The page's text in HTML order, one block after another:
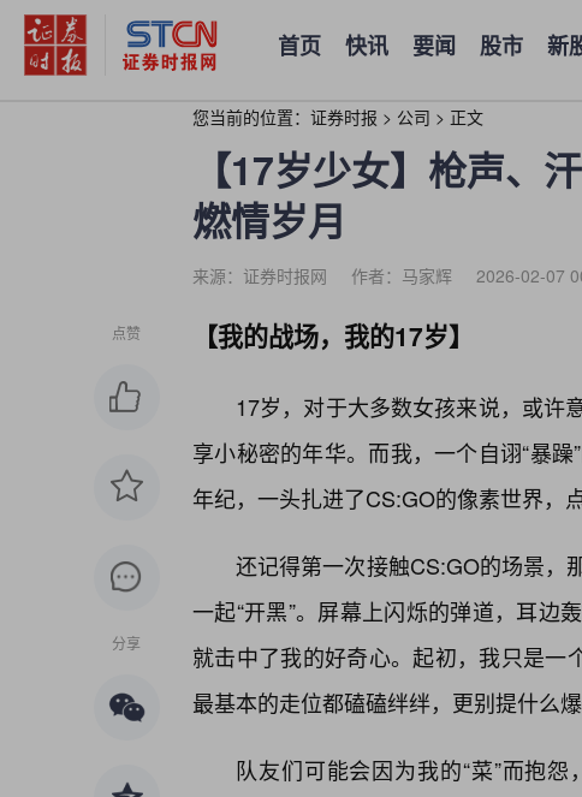
首页 快讯 要闻 股市 新
您当前的位置： 证券时报 > 公司 > 正文
【17岁少女】枪声、
燃情岁月
来源：证券时报网 作者：马家辉 2026-02-07
点赞
分享
【我的战场，我的17岁】
17岁，对于大多数女孩来说，或许
享小秘密的年华。而我，一个自诩“暴
年纪，一头扎进了CS:GO的像素世界，
还记得第一次接触CS:GO的场景，
一起“开黑”。屏幕上闪烁的弹道，耳边
就击中了我的好奇心。起初，我只是一
最基本的走位都磕磕绊绊，更别提什么
队友们可能会因为我的“菜”而抱